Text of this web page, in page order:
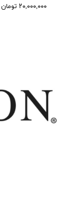
۲۰,۰۰۰,۰۰۰ تومان